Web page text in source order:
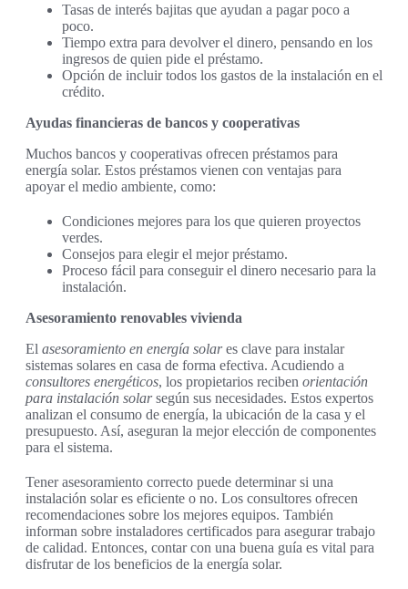
Tasas de interés bajitas que ayudan a pagar poco a
poco.
Tiempo extra para devolver el dinero, pensando en los
ingresos de quien pide el préstamo.
Opción de incluir todos los gastos de la instalación en el
crédito.
Ayudas financieras de bancos y cooperativas
Muchos bancos y cooperativas ofrecen préstamos para
energía solar. Estos préstamos vienen con ventajas para
apoyar el medio ambiente, como:
Condiciones mejores para los que quieren proyectos
verdes.
Consejos para elegir el mejor préstamo.
Proceso fácil para conseguir el dinero necesario para la
instalación.
Asesoramiento renovables vivienda
El asesoramiento en energía solares clave para instalar
sistemas solares en casa de forma efectiva. Acudiendo a
consultores energéticos, los propietarios reciben orientación
para instalación solarsegún sus necesidades. Estos expertos
analizan el consumo de energía, la ubicación de la casa y el
presupuesto. Así, aseguran la mejor elección de componentes
para el sistema.
Tener asesoramiento correcto puede determinar si una
instalación solar es eficiente o no. Los consultores ofrecen
recomendaciones sobre los mejores equipos. También
informan sobre instaladores certificados para asegurar trabajo
de calidad. Entonces, contar con una buena guía es vital para
disfrutar de los beneficios de la energía solar.